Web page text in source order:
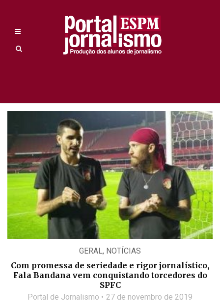
GERAL, NOTÍCIAS
Com promessa de seriedade e rigor jornalístico,
Fala Bandana vem conquistando torcedores do
SPFC
Portal de Jornalismo 27 de novembro de 2019